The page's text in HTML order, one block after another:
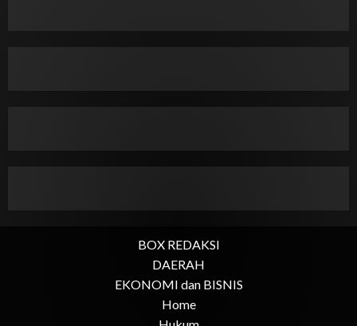
BOX REDAKSI
DAERAH
EKONOMI dan BISNIS
Home